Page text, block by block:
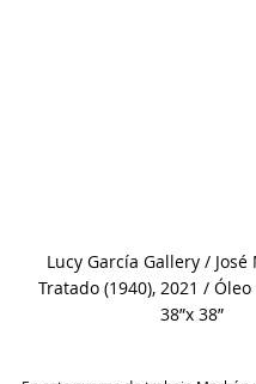
Lucy García Gallery /
Tratado (1940), 2021 /
38”x 38”